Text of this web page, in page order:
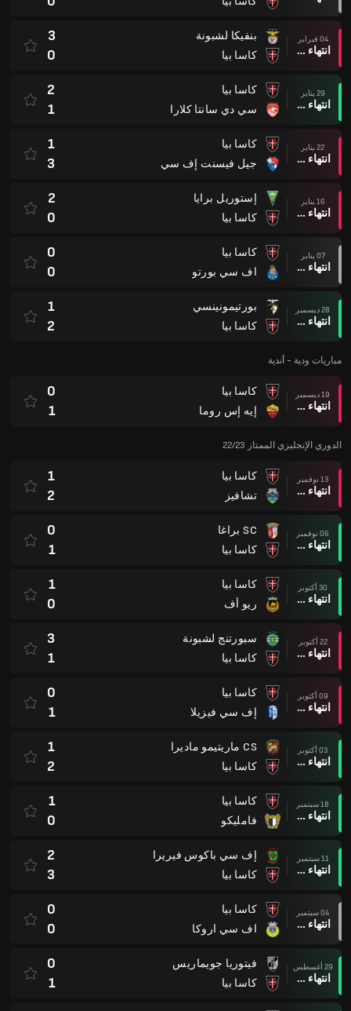
04 فبراير
انتهاء وقت المباراة
بنفيكا لشبونة
كاسا بيا
3
0
29 يناير
انتهاء وقت المباراة
كاسا بيا
سي دي سانتا كلارا
2
1
22 يناير
انتهاء وقت المباراة
كاسا بيا
جيل فيسنت إف سي
1
3
16 يناير
انتهاء وقت المباراة
إستوريل برايا
كاسا بيا
2
0
07 يناير
انتهاء وقت المباراة
كاسا بيا
اف سي بورتو
0
0
28 ديسمبر
انتهاء وقت المباراة
بورتيمونينسي
كاسا بيا
1
2
مباريات ودية - أندية
19 ديسمبر
انتهاء وقت المباراة
كاسا بيا
إيه إس روما
0
1
الدوري الإنجليزي الممتاز 22/23
13 نوفمبر
انتهاء وقت المباراة
كاسا بيا
تشافيز
1
2
06 نوفمبر
انتهاء وقت المباراة
SC براغا
كاسا بيا
0
1
30 أكتوبر
انتهاء وقت المباراة
كاسا بيا
ريو أف
1
0
22 أكتوبر
انتهاء وقت المباراة
سبورتنج لشبونة
كاسا بيا
3
1
09 أكتوبر
انتهاء وقت المباراة
كاسا بيا
إف سي فيزيلا
0
1
03 أكتوبر
انتهاء وقت المباراة
CS ماريتيمو ماديرا
كاسا بيا
1
2
18 سبتمبر
انتهاء وقت المباراة
كاسا بيا
فامليكو
1
0
11 سبتمبر
انتهاء وقت المباراة
إف سي باكوس فيريرا
كاسا بيا
2
3
04 سبتمبر
انتهاء وقت المباراة
كاسا بيا
اف سي اروكا
0
0
29 أغسطس
انتهاء وقت المباراة
فيتوريا جويماريس
كاسا بيا
0
1